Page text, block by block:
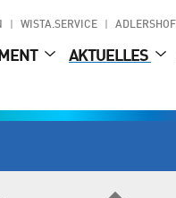
WISTA.SERVICE ADLERSHOF
AKTUELLES